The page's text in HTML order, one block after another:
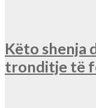
Këto shenja
tronditje të